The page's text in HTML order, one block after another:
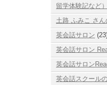
留学体験記など）
土路 ふみこ さん
英会話サロン
英会話サロン
英会話サロン
英会話スクール